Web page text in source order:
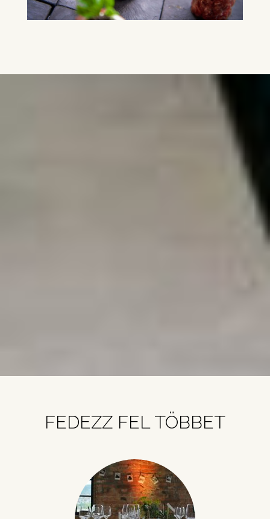
FEDEZZ FEL TÖBBET